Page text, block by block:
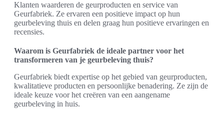
Klanten waarderen de geurproducten en service van
Geurfabriek. Ze ervaren een positieve impact op hun
geurbeleving thuis en delen graag hun positieve ervaringen en
recensies.
Waarom is Geurfabriek de ideale partner voor het
transformeren van je geurbeleving thuis?
Geurfabriek biedt expertise op het gebied van geurproducten,
kwalitatieve producten en persoonlijke benadering. Ze zijn de
ideale keuze voor het creëren van een aangename
geurbeleving in huis.